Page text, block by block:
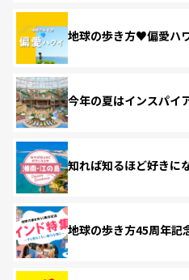
地球の歩き方♥偏愛ハ
今年の夏はインスパイ
知れば知るほど好きに
地球の歩き方45周年記